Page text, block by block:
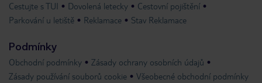
Cestujte s TUI Dovolená letecky
Cestovní pojištění
Parkování u letiště
Reklamace Stav Reklamace
Podmínky
Obchodní podmínky
Zásady ochrany osobních údajů
Zásady používání souborů cookie
Všeobecné obchodní podmínky